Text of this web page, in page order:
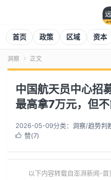
首页 政策 区域 资本
洞察  正文
中国航天员中心招
最高拿7万元，但
2026-05-09分类： 洞察/趋势判
 赞(7)
以下内容转载自澎湃新闻-